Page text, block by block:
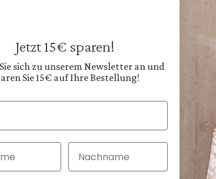
Jetzt 15€ sparen!
sich zu unserem Newsletter an und
Sie 15€ auf Ihre Bestellung!
Nachname